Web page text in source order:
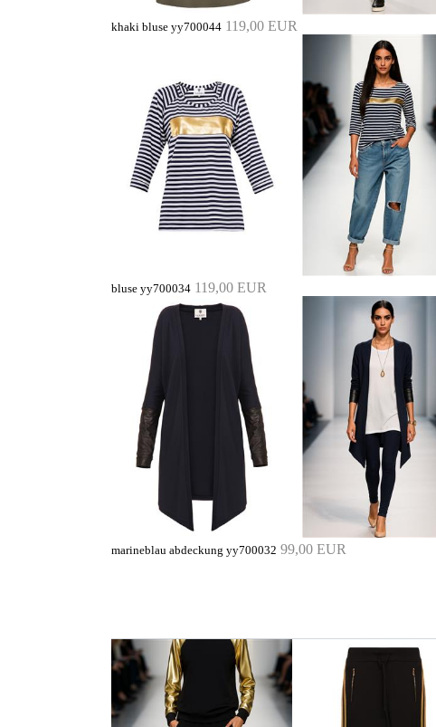
khaki bluse yy700044 119,00 EUR
bluse yy700034 119,00 EUR
marineblau abdeckung yy700032 99,00 EUR